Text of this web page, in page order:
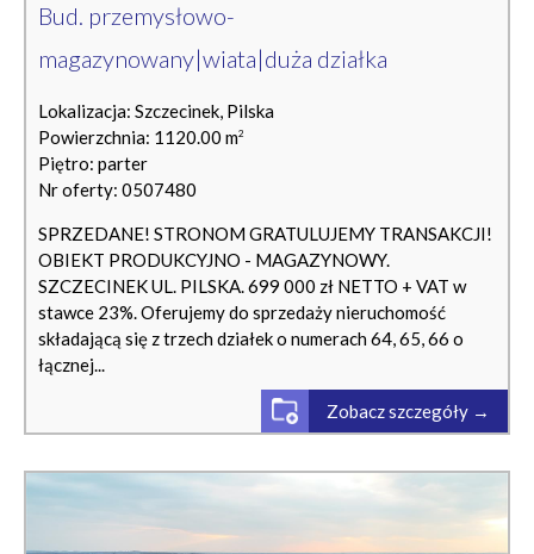
Bud. przemysłowo-
magazynowany|wiata|duża działka
Lokalizacja: Szczecinek, Pilska
Powierzchnia: 1120.00 m2
Piętro: parter
Nr oferty: 0507480
SPRZEDANE! STRONOM GRATULUJEMY TRANSAKCJI!
OBIEKT PRODUKCYJNO - MAGAZYNOWY.
SZCZECINEK UL. PILSKA. 699 000 zł NETTO + VAT w
stawce 23%. Oferujemy do sprzedaży nieruchomość
składającą się z trzech działek o numerach 64, 65, 66 o
łącznej...
Zobacz szczegóły →